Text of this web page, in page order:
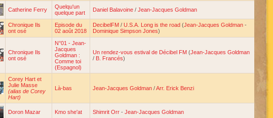
Catherine Ferry
Quelqu'un
quelque part
Daniel Balavoine / Jean-Jacques Goldman
Chronique Ils
ont osé
Episode du
02 août 2018
DecibelFM / U.S.A. Long is the road (Jean-Jacques Goldman -
Dominique Simpson Jones)
Chronique Ils
ont osé
N°01 - Jean-
Jacques
Goldman :
Comme toi
(Espagnol)
Un rendez-vous estival de Décibel FM (Jean-Jacques Goldman
/ B. Francés)
Corey Hart et
Julie Masse
(alias de Corey
Hart)
Là-bas Jean-Jacques Goldman /Arr. Erick Benzi
Doron Mazar Kmo she'at Shimrit Orr - Jean-Jacques Goldman